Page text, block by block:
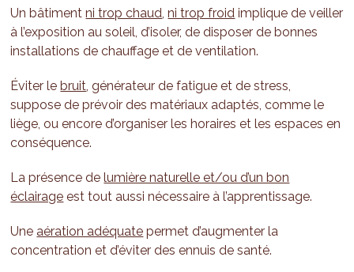
Un bâtimentni trop chaud ,ni trop froid implique de veiller
à l’exposition au soleil, d’isoler, de disposer de bonnes
installations de chauffage et de ventilation.
Éviter lebruit , générateur de fatigue et de stress,
suppose de prévoir des matériaux adaptés, comme le
liège, ou encore d’organiser les horaires et les espaces en
conséquence.
La présence delumière naturelle et/ou d’un bon
éclairage est tout aussi nécessaire à l’apprentissage.
Une aération adéquate permet d’augmenter la
concentration et d’éviter des ennuis de santé.